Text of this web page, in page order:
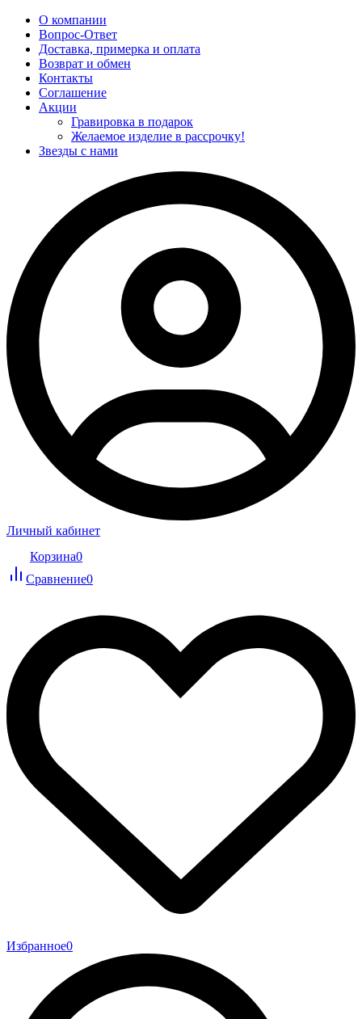
О компании
Вопрос-Ответ
Доставка, примерка и оплата
Возврат и обмен
Контакты
Соглашение
Акции
Гравировка в подарок
Желаемое изделие в рассрочку!
Звезды с нами
Личный кабинет
Корзина0
Сравнение0
Избранное0